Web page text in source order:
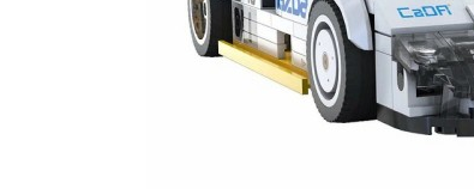
Сегодня
25%